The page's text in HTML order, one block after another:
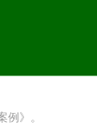
》。